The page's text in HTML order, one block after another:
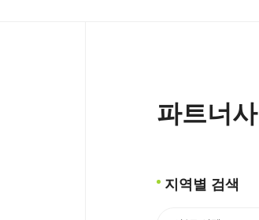
파트너
지역별 검색